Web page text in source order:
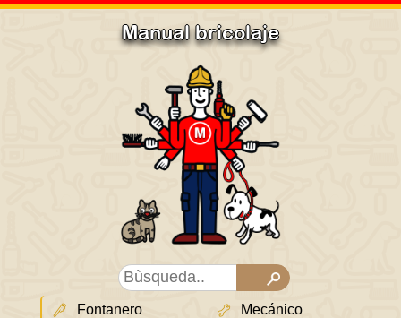
Manual bricolaje
Fontanero
Mecánico